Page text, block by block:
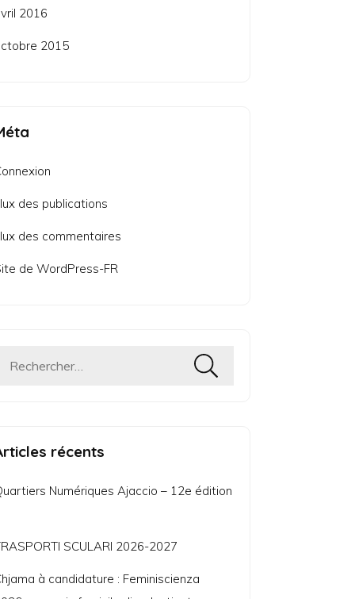
2016
2015
des publications
des commentaires
de WordPress-FR
Rechercher :
récents
Numériques Ajaccio – 12e édition
SCULARI 2026-2027
à candidature : Feminiscienza